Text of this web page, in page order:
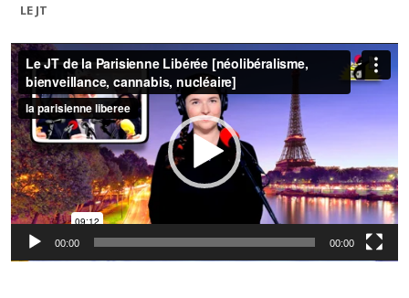
LE JT
Lecteur
vidéo
00:00 00:00